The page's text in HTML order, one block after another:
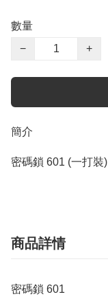
數量
−
+
簡介
密碼鎖 601 (一打裝)
商品詳情
密碼鎖 601